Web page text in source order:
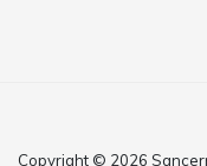
Copyright © 2026